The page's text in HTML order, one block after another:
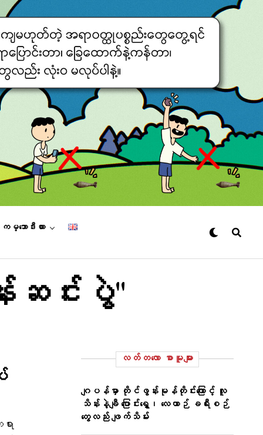
မ္ဘောဒီးယား
ဆင်းပွဲ"
း
လတ်တ‌လော စာမူများ
ဂျပန်မှာ တိုင်ဖွန်းမုန်တိုင်းကြောင့် လူ
သိန်းနဲ့ချီ ပြောင်းရွှေ့၊ လေယာဉ် ခရီးစဉ်
တွေလည်း ဖျက်သိမ်း